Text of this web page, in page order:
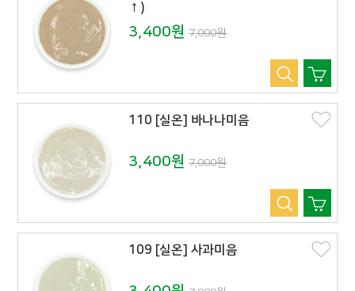
↑)
3,400원7,000원
110 [실온] 바나나미음
3,400원7,000원
109 [실온] 사과미음